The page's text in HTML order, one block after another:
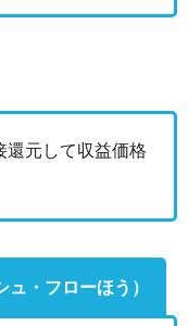
還元して収益価格
・フローほう）